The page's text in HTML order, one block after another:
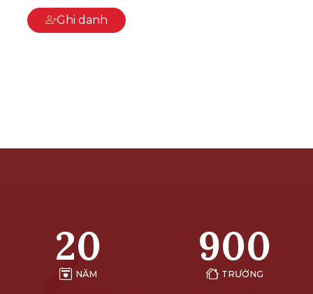
Ghi danh
20
NĂM
900
TRƯỜNG